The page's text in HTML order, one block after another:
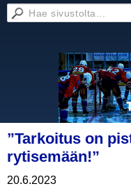
”Tarkoitus on
rytisemään!”
20.6.2023